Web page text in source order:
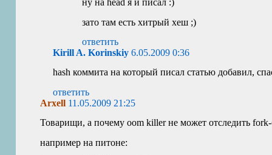
ну на head я и писал :)
зато там есть хитрый хеш ;)
ответить
Kirill A. Korinskiy 6.05.2009 0:36
hash коммита на который писал статью добавил,
ответить
Arxell 11.05.2009 21:25
Товарищи, а почему oom killer не может отследить
например на питоне: